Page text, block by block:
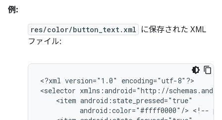
例:
res/color/button_text.xml
に保存された XML
ファイル:
<?xml version="1.0"
encoding="utf-8"?>
<selector
<item
android:color="#ffff0000"/> <!--